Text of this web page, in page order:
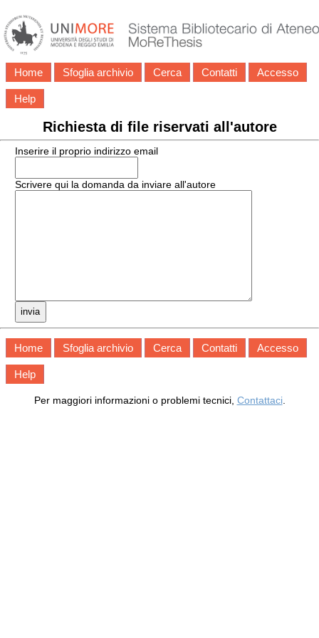
Home Sfoglia archivio Cerca Contatti Accesso
Help
Richiesta di file riservati all'autore
Inserire il proprio indirizzo email
Scrivere qui la domanda da inviare all'autore
Home Sfoglia archivio Cerca Contatti Accesso
Help
Per maggiori informazioni o problemi tecnici, Contattaci.